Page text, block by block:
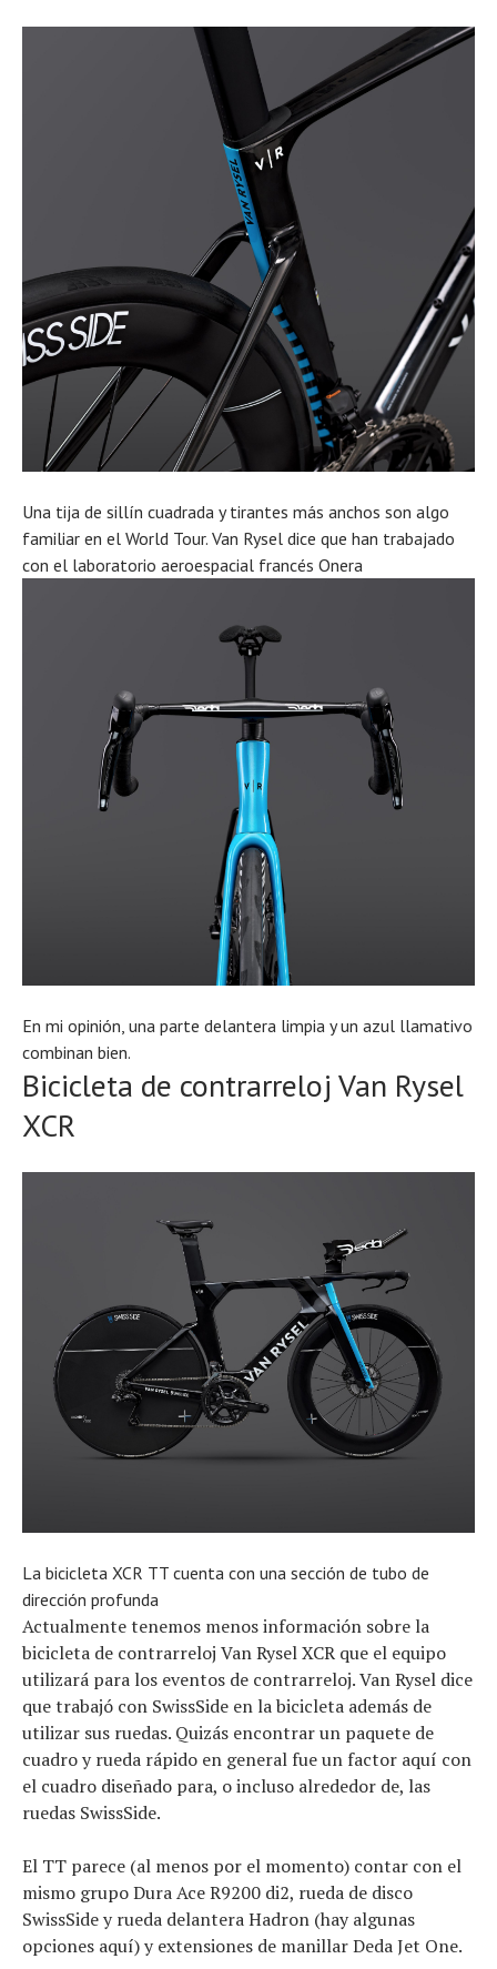
Una tija de sillín cuadrada y tirantes más anchos son algo
familiar en el World Tour. Van Rysel dice que han trabajado
con el laboratorio aeroespacial francés Onera
En mi opinión, una parte delantera limpia y un azul llamativo
combinan bien.
Bicicleta de contrarreloj Van Rysel
XCR
La bicicleta XCR TT cuenta con una sección de tubo de
dirección profunda
Actualmente tenemos menos información sobre la
bicicleta de contrarreloj Van Rysel XCR que el equipo
utilizará para los eventos de contrarreloj. Van Rysel dice
que trabajó con SwissSide en la bicicleta además de
utilizar sus ruedas. Quizás encontrar un paquete de
cuadro y rueda rápido en general fue un factor aquí con
el cuadro diseñado para, o incluso alrededor de, las
ruedas SwissSide.
El TT parece (al menos por el momento) contar con el
mismo grupo Dura Ace R9200 di2, rueda de disco
SwissSide y rueda delantera Hadron (hay algunas
opciones aquí) y extensiones de manillar Deda Jet One.